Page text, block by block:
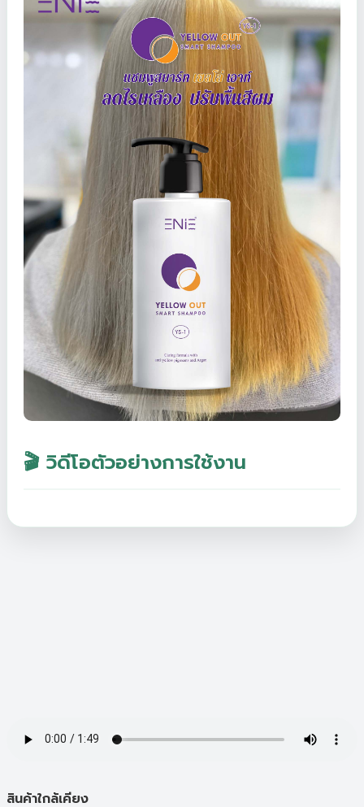
🎬 วิดีโอตัวอย่างการใช้งาน
สินค้าใกล้เคียง